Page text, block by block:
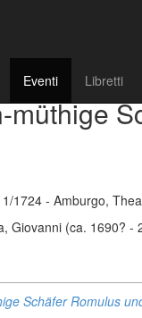
Eventi Libretti
müthige
1724 - Amburgo,
Giovanni (ca. 1690? -
Schäfer Romulus